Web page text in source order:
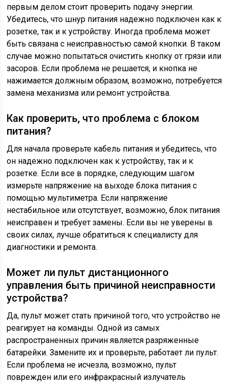
первым делом стоит проверить подачу энергии.
Убедитесь, что шнур питания надежно подключен как к
розетке, так и к устройству. Иногда проблема может
быть связана с неисправностью самой кнопки. В таком
случае можно попытаться очистить кнопку от грязи или
засоров. Если проблема не решается, и кнопка не
нажимается должным образом, возможно, потребуется
замена механизма или ремонт устройства.
Как проверить, что проблема с блоком
питания?
Для начала проверьте кабель питания и убедитесь, что
он надежно подключен как к устройству, так и к
розетке. Если все в порядке, следующим шагом
измерьте напряжение на выходе блока питания с
помощью мультиметра. Если напряжение
нестабильное или отсутствует, возможно, блок питания
неисправен и требует замены. Если вы не уверены в
своих силах, лучше обратиться к специалисту для
диагностики и ремонта.
Может ли пульт дистанционного
управления быть причиной неисправности
устройства?
Да, пульт может стать причиной того, что устройство не
реагирует на команды. Одной из самых
распространенных причин является разряженные
батарейки. Замените их и проверьте, работает ли пульт.
Если проблема не исчезла, возможно, пульт
поврежден или его инфракрасный излучатель